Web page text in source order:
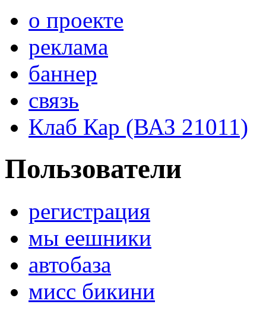
о проекте
реклама
баннер
связь
Клаб Кар (ВАЗ 21011)
Пользователи
регистрация
мы еешники
автобаза
мисс бикини